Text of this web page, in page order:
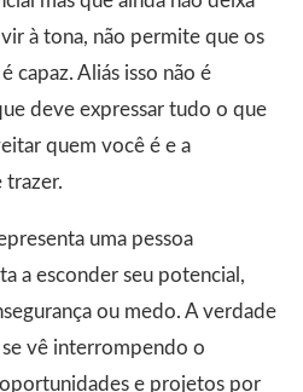
à tona, não permite que os
capaz. Aliás isso não é
deve expressar tudo o que
quem você é e a
trazer.
uma pessoa
a esconder seu potencial,
ou medo. A verdade
vê interrompendo o
e projetos por